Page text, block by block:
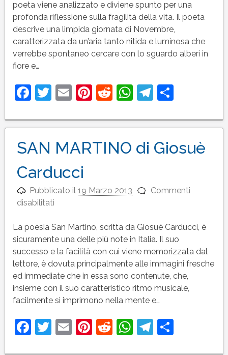
Pascoli
poeta viene analizzato e diviene spunto per una
profonda riflessione sulla fragilità della vita. Il poeta
descrive una limpida giornata di Novembre,
caratterizzata da un’aria tanto nitida e luminosa che
verrebbe spontaneo cercare con lo sguardo alberi in
fiore e…
Facebook
Twitter
EmailPinterest
Reddit
WhatsApp
Telegram
SAN MARTINO di Giosuè
Carducci
Pubblicato il19 Marzo 2013
Commenti
disabilitatisu
MARTINO
di
Giosuè
Carducci
La poesia San Martino, scritta da Giosué Carducci, è
sicuramente una delle più note in Italia. Il suo
successo e la facilità con cui viene memorizzata dal
lettore, è dovuta principalmente alle immagini fresche
ed immediate che in essa sono contenute, che,
insieme con il suo caratteristico ritmo musicale,
facilmente si imprimono nella mente e…
Facebook
Twitter
EmailPinterest
Reddit
WhatsApp
Telegram